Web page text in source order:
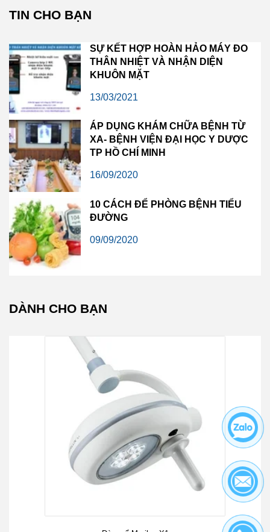
TIN CHO BẠN
SỰ KẾT HỢP HOÀN HẢO MÁY ĐO
THÂN NHIỆT VÀ NHẬN DIỆN
KHUÔN MẶT
13/03/2021
ÁP DỤNG KHÁM CHỮA BỆNH TỪ
XA- BỆNH VIỆN ĐẠI HỌC Y DƯỢC
TP HỒ CHÍ MINH
16/09/2020
10 CÁCH ĐỂ PHÒNG BỆNH TIỂU
ĐƯỜNG
09/09/2020
DÀNH CHO BẠN